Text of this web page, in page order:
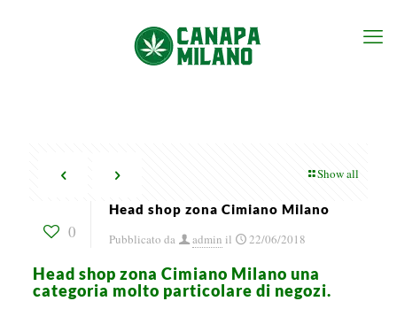
Show all
0
Head shop zona Cimiano Milano
Pubblicato da
admin il 22/06/2018
Head shop zona Cimiano Milano una
categoria molto particolare di negozi.